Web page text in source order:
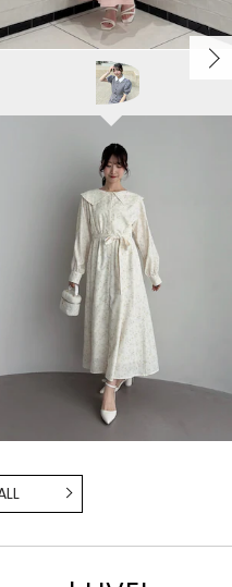
dazzlin
momo/159cm
dazzlin
kanna/157cm